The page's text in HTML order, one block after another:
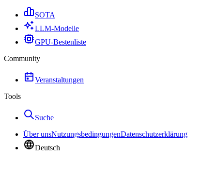
SOTA
LLM-Modelle
GPU-Bestenliste
Community
Veranstaltungen
Tools
Suche
Über unsNutzungsbedingungenDatenschutzerklärung
Deutsch